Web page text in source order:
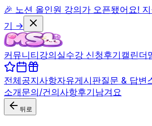
🎉 노션 올인원 강의가 오픈됐어요!
기 →
커뮤니티강의실수강 신청후기캘린더
전체공지사항자유게시판질문 & 답변
소개문의/건의사항후기남겨요
뒤로